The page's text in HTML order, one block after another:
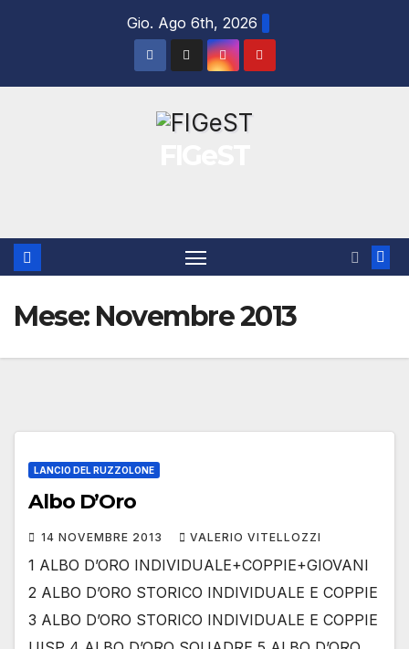
Gio. Ago 6th, 2026
Mese: Novembre 2013
LANCIO DEL RUZZOLONE
Albo D’Oro
14 NOVEMBRE 2013 VALERIO VITELLOZZI
1 ALBO D’ORO INDIVIDUALE+COPPIE+GIOVANI
2 ALBO D’ORO STORICO INDIVIDUALE E COPPIE
3 ALBO D’ORO STORICO INDIVIDUALE E COPPIE